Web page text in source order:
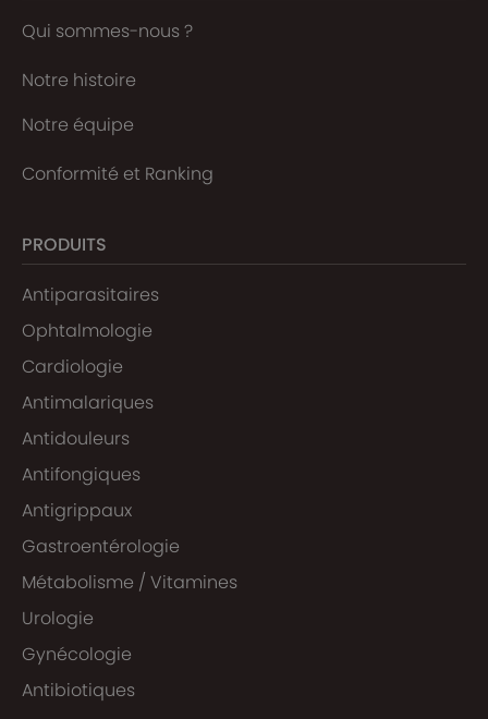
Qui sommes-nous ?
Notre histoire
Notre équipe
Conformité et Ranking
PRODUITS
Antiparasitaires
Ophtalmologie
Cardiologie
Antimalariques
Antidouleurs
Antifongiques
Antigrippaux
Gastroentérologie
Métabolisme / Vitamines
Urologie
Gynécologie
Antibiotiques